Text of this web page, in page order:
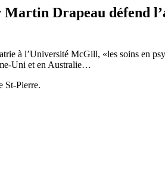
Drapeau défend
à l’Université McGill, «les soins en
Uni et en Australie…
St-Pierre.